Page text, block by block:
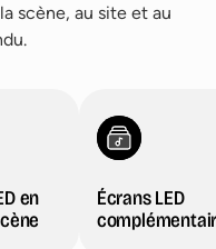
scène, au site et au
en
Écrans LED